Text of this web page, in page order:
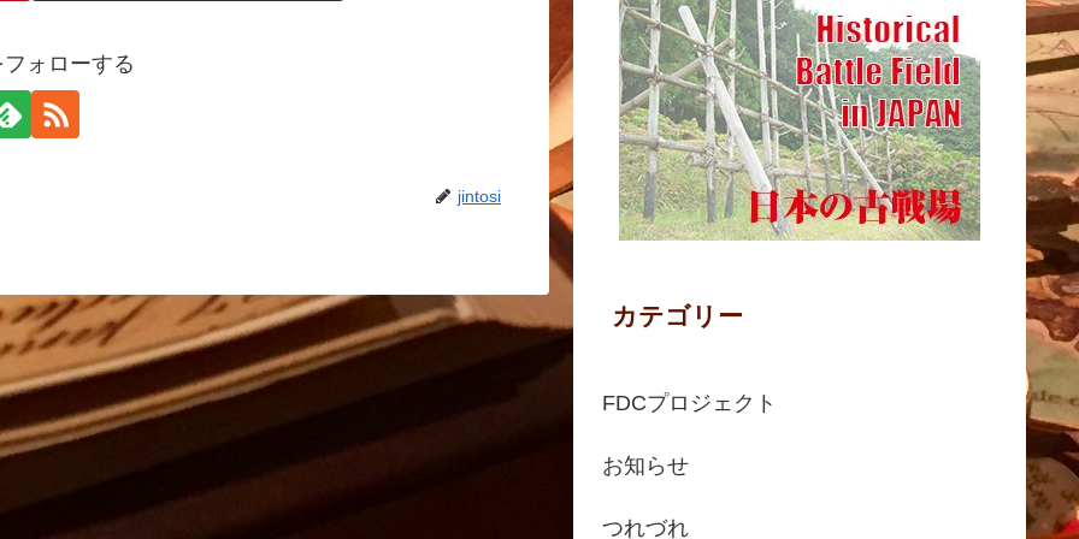
ォローする
jintosi
カテゴリー
FDCプロジェクト
お知らせ
つれづれ